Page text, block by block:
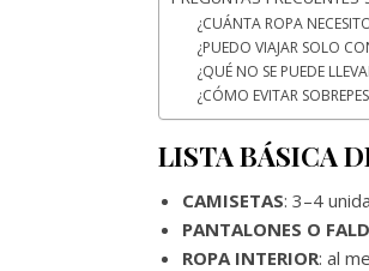
¿CUÁNTA ROPA
¿PUEDO VIAJAR SOLO
¿QUÉ NO SE PUEDE
¿CÓMO EVITAR
LISTA BÁSICA
CAMISETAS: 3–4
PANTALONES O
ROPA INTERIOR: al